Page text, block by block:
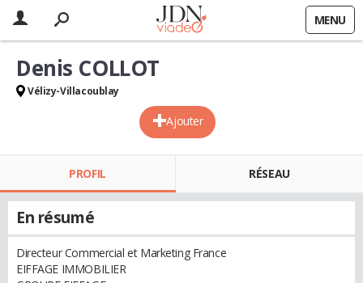
MENU
Ajouter
Denis COLLOT
Vélizy-Villacoublay
PROFIL RÉSEAU
En résumé
Directeur Commercial et Marketing France
EIFFAGE IMMOBILIER